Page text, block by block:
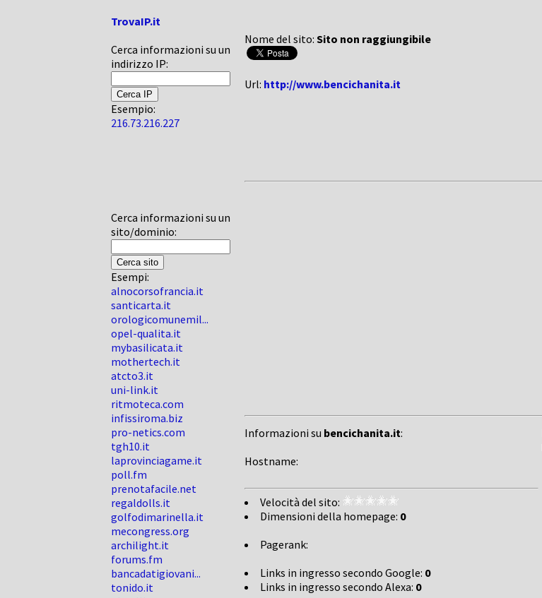
TrovaIP.it
Cerca informazioni su un
indirizzo IP:
Esempio:
216.73.216.227
Cerca informazioni su un
sito/dominio:
Esempi:
alnocorsofrancia.it
santicarta.it
orologicomunemil...
opel-qualita.it
mybasilicata.it
mothertech.it
atcto3.it
uni-link.it
ritmoteca.com
infissiroma.biz
pro-netics.com
tgh10.it
laprovinciagame.it
poll.fm
prenotafacile.net
regaldolls.it
golfodimarinella.it
mecongress.org
archilight.it
forums.fm
bancadatigiovani...
tonido.it
Nome del sito: Sito non raggiungibile
Url: http://www.bencichanita.it
Informazioni su bencichanita.it:
Hostname:
Velocità del sito:
Dimensioni della homepage: 0
Pagerank:
Links in ingresso secondo Google: 0
Links in ingresso secondo Alexa: 0